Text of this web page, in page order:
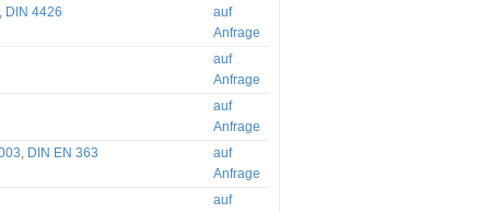
, DIN 4426
auf
Anfrage
auf
Anfrage
auf
Anfrage
, DIN EN 363
auf
Anfrage
auf